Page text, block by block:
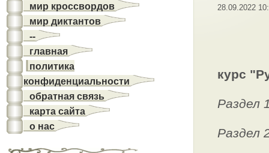
28.09.2022
курс
Раздел
Раздел
мир кроссвордов
мир диктантов
--
главная
политика
конфиденциальности
обратная связь
карта сайта
о нас